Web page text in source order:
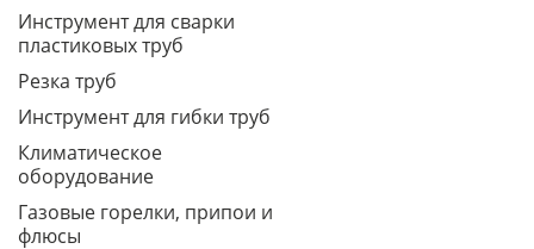
Инструмент для сварки
пластиковых труб
Резка труб
Инструмент для гибки труб
Климатическое
оборудование
Газовые горелки, припои и
флюсы